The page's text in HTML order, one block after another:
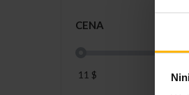
CENA
11 $